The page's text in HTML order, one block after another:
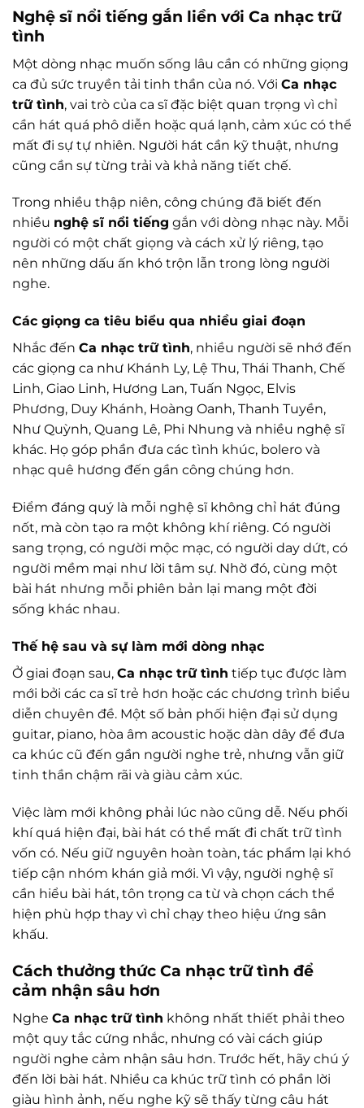
Nghệ sĩ nổi tiếng gắn liền với Ca nhạc trữ
tình
Một dòng nhạc muốn sống lâu cần có những giọng
ca đủ sức truyền tải tinh thần của nó. Với Ca nhạc
trữ tình, vai trò của ca sĩ đặc biệt quan trọng vì chỉ
cần hát quá phô diễn hoặc quá lạnh, cảm xúc có thể
mất đi sự tự nhiên. Người hát cần kỹ thuật, nhưng
cũng cần sự từng trải và khả năng tiết chế.
Trong nhiều thập niên, công chúng đã biết đến
nhiều nghệ sĩ nổi tiếng gắn với dòng nhạc này. Mỗi
người có một chất giọng và cách xử lý riêng, tạo
nên những dấu ấn khó trộn lẫn trong lòng người
nghe.
Các giọng ca tiêu biểu qua nhiều giai đoạn
Nhắc đến Ca nhạc trữ tình, nhiều người sẽ nhớ đến
các giọng ca như Khánh Ly, Lệ Thu, Thái Thanh, Chế
Linh, Giao Linh, Hương Lan, Tuấn Ngọc, Elvis
Phương, Duy Khánh, Hoàng Oanh, Thanh Tuyền,
Như Quỳnh, Quang Lê, Phi Nhung và nhiều nghệ sĩ
khác. Họ góp phần đưa các tình khúc, bolero và
nhạc quê hương đến gần công chúng hơn.
Điểm đáng quý là mỗi nghệ sĩ không chỉ hát đúng
nốt, mà còn tạo ra một không khí riêng. Có người
sang trọng, có người mộc mạc, có người day dứt, có
người mềm mại như lời tâm sự. Nhờ đó, cùng một
bài hát nhưng mỗi phiên bản lại mang một đời
sống khác nhau.
Thế hệ sau và sự làm mới dòng nhạc
Ở giai đoạn sau, Ca nhạc trữ tình tiếp tục được làm
mới bởi các ca sĩ trẻ hơn hoặc các chương trình biểu
diễn chuyên đề. Một số bản phối hiện đại sử dụng
guitar, piano, hòa âm acoustic hoặc dàn dây để đưa
ca khúc cũ đến gần người nghe trẻ, nhưng vẫn giữ
tinh thần chậm rãi và giàu cảm xúc.
Việc làm mới không phải lúc nào cũng dễ. Nếu phối
khí quá hiện đại, bài hát có thể mất đi chất trữ tình
vốn có. Nếu giữ nguyên hoàn toàn, tác phẩm lại khó
tiếp cận nhóm khán giả mới. Vì vậy, người nghệ sĩ
cần hiểu bài hát, tôn trọng ca từ và chọn cách thể
hiện phù hợp thay vì chỉ chạy theo hiệu ứng sân
khấu.
Cách thưởng thức Ca nhạc trữ tình để
cảm nhận sâu hơn
Nghe Ca nhạc trữ tình không nhất thiết phải theo
một quy tắc cứng nhắc, nhưng có vài cách giúp
người nghe cảm nhận sâu hơn. Trước hết, hãy chú ý
đến lời bài hát. Nhiều ca khúc trữ tình có phần lời
giàu hình ảnh, nếu nghe kỹ sẽ thấy từng câu hát